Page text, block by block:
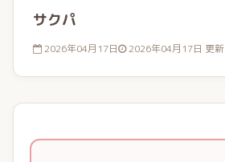
サクパ
2026年04月17日 2026年04月17日 更新